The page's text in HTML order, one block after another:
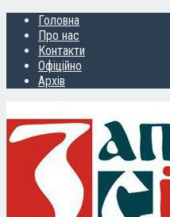
Головна
Про нас
Контакти
Офіційно
Архів